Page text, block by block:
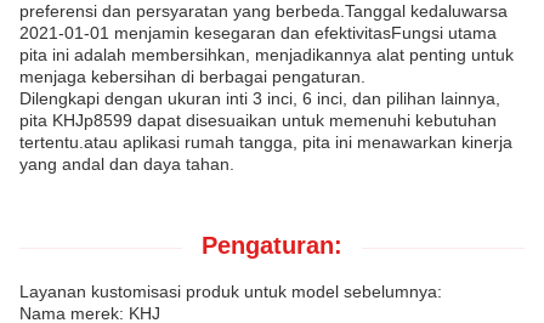
preferensi dan persyaratan yang berbeda.Tanggal kedaluwarsa
2021-01-01 menjamin kesegaran dan efektivitasFungsi utama
pita ini adalah membersihkan, menjadikannya alat penting untuk
menjaga kebersihan di berbagai pengaturan.
Dilengkapi dengan ukuran inti 3 inci, 6 inci, dan pilihan lainnya,
pita KHJp8599 dapat disesuaikan untuk memenuhi kebutuhan
tertentu.atau aplikasi rumah tangga, pita ini menawarkan kinerja
yang andal dan daya tahan.
Pengaturan:
Layanan kustomisasi produk untuk model sebelumnya:
Nama merek: KHJ